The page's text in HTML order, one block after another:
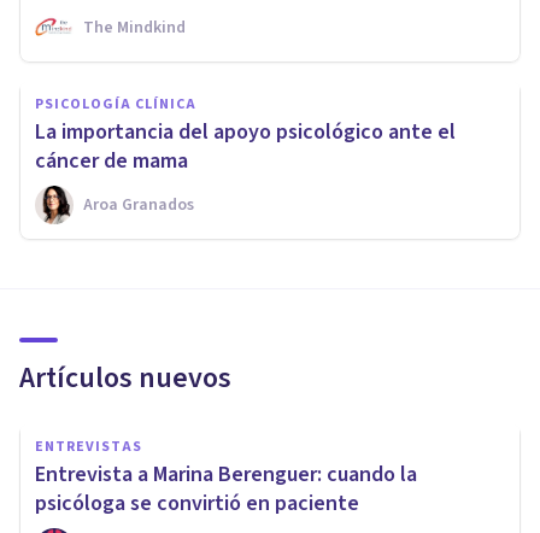
The Mindkind
PSICOLOGÍA CLÍNICA
La importancia del apoyo psicológico ante el
cáncer de mama
Aroa Granados
Artículos nuevos
ENTREVISTAS
Entrevista a Marina Berenguer: cuando la
psicóloga se convirtió en paciente